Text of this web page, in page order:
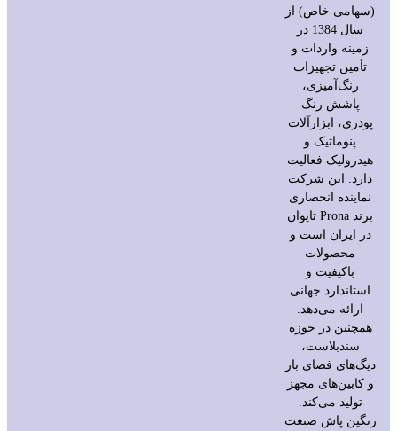
(سهامی خاص) از
سال 1384 در
زمینه واردات و
تأمین تجهیزات
رنگ‌آمیزی،
پاشش رنگ
پودری، ابزارآلات
پنوماتیک و
هیدرولیک فعالیت
دارد. این شرکت
نماینده انحصاری
برند Prona تایوان
در ایران است و
محصولات
باکیفیت و
استاندارد جهانی
ارائه می‌دهد.
همچنین در حوزه
سندبلاست،
دیگ‌های فضای باز
و کابین‌های مجهز
تولید می‌کند.
رنگین پاش صنعت